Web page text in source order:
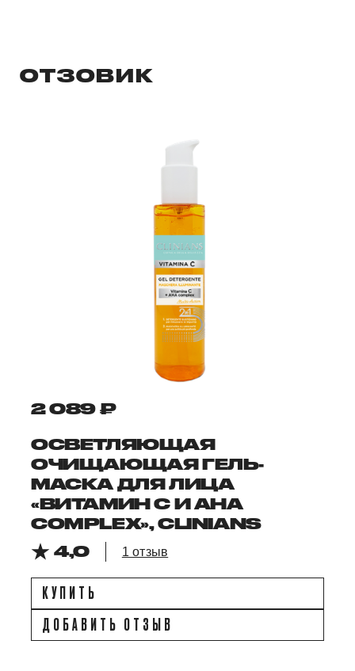
ОТЗОВИК
2 089 ₽
ОСВЕТЛЯЮЩАЯ
ОЧИЩАЮЩАЯ ГЕЛЬ-
МАСКА ДЛЯ ЛИЦА
«ВИТАМИН С И AHA
COMPLEX», CLINIANS
4,0
1 отзыв
КУПИТЬ
ДОБАВИТЬ ОТЗЫВ